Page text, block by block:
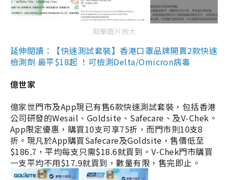
點擊圖片放大
延伸閱讀：【快速測試套裝】香港口罩品牌開賣2款快速
檢測劑 最平$18起 ！可檢測Delta/Omicron病毒
億世家
億家世門市及App現已有售6款快速測試套裝，包括香港
公司研發的Wesail、Goldsite、Safecare、及V-Chek。
App限定優惠，購買10支可享75折，而門市則10支8
折。現凡於App購買Safecare及Goldsite，售價低至
$186.7，平均每支只需$18.6就買到。V-Chek門市購買
一支平均不用$17.9就買到，數量有限，售完即止。